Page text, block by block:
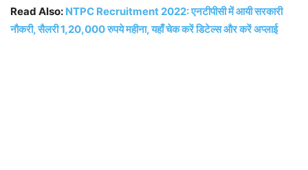
Read Also: NTPC Recruitment 2022: एनटीपीसी में आयी सरकारी
नौकरी, सैलरी 1,20,000 रुपये महीना, यहाँ चेक करें डिटेल्स और करें अप्लाई